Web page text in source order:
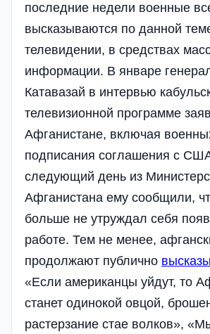
последние недели военные
высказываются по данной
телевидении, в средствах
информации. В январе
Катавазай в интервью
телевизионной программе
Афганистане, включая
подписания соглашения с
следующий день из
Афганистана ему сообщили,
больше не утруждал себя
работе. Тем не менее,
продолжают публично
«Если американцы уйдут, то
станет одинокой овцой,
растерзание стае волков»,